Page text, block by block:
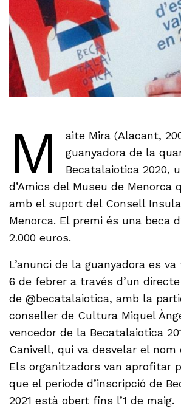
M
aite Mira (Alacant,
guanyadora de la
Becatalaiotica 2020,
d’Amics del Museu de Menorca
amb el suport del Consell
Menorca. El premi és una beca
2.000 euros.
L’anunci de la guanyadora es
6 de febrer a través d’un
de @becatalaiotica, amb la
conseller de Cultura Miquel
vencedor de la Becatalaiotica
Canivell, qui va desvelar el nom
Els organitzadors van aprofitar
que el periode d’inscripció de
2021 està obert fins l’1 de maig.